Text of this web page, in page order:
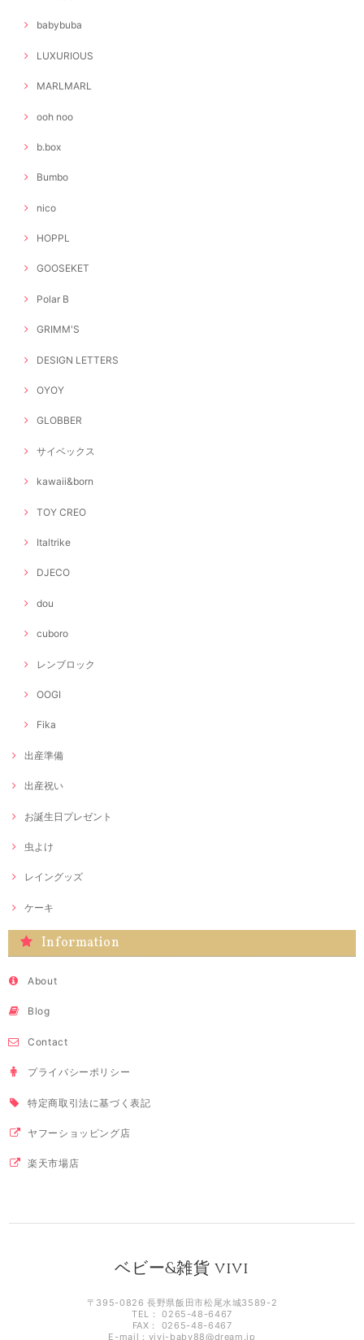
babybuba
LUXURIOUS
MARLMARL
ooh noo
b.box
Bumbo
nico
HOPPL
GOOSEKET
Polar B
GRIMM'S
DESIGN LETTERS
OYOY
GLOBBER
サイベックス
kawaii&born
TOY CREO
Italtrike
DJECO
dou
cuboro
レンブロック
OOGI
Fika
出産準備
出産祝い
お誕生日プレゼント
虫よけ
レイングッズ
ケーキ
Information
About
Blog
Contact
プライバシーポリシー
特定商取引法に基づく表記
ヤフーショッピング店
楽天市場店
ベビー&雑貨 vivi
〒395-0826 長野県飯田市松尾水城3589-2
TEL： 0265-48-6467
FAX： 0265-48-6467
E-mail： vivi-baby88@dream.jp